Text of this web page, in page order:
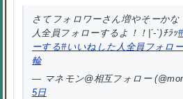
さてフォロワーさん増やそーかな
人全員フォローするよ！！|´-`)ﾁﾗｯ
ーする#いいねした人全員フォロ
輪
— マネモン@相互フォロー
5日